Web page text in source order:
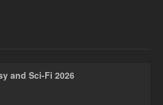
and Sci-Fi 2026